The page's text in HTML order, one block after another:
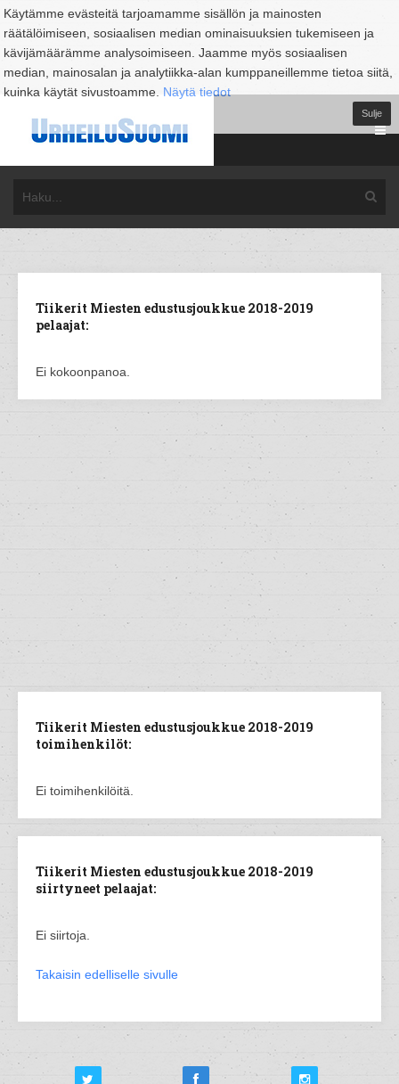
Käytämme evästeitä tarjoamamme sisällön ja mainosten
räätälöimiseen, sosiaalisen median ominaisuuksien tukemiseen ja
kävijämäärämme analysoimiseen. Jaamme myös sosiaalisen
median, mainosalan ja analytiikka-alan kumppaneillemme tietoa siitä,
kuinka käytät sivustoamme. Näytä tiedot
Sulje
Tiikerit Miesten edustusjoukkue 2018-2019
pelaajat:
Ei kokoonpanoa.
Tiikerit Miesten edustusjoukkue 2018-2019
toimihenkilöt:
Ei toimihenkilöitä.
Tiikerit Miesten edustusjoukkue 2018-2019
siirtyneet pelaajat:
Ei siirtoja.
Takaisin edelliselle sivulle